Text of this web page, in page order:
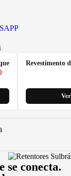
Revestimento
se conecta.